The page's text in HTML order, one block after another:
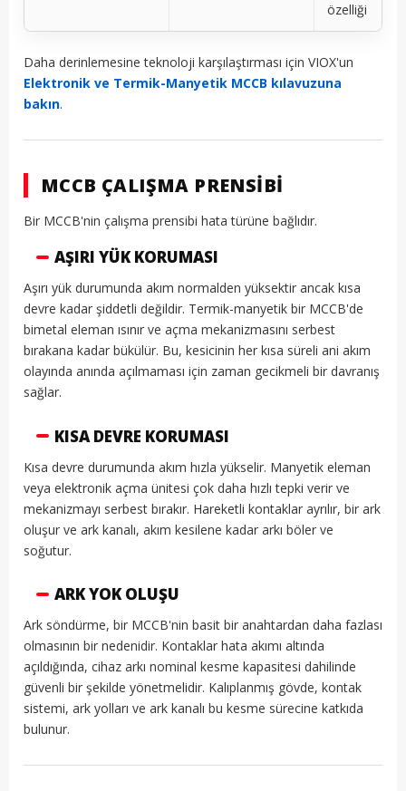
özelliği
Daha derinlemesine teknoloji karşılaştırması için VIOX'un
Elektronik ve Termik-Manyetik MCCB kılavuzuna
bakın.
MCCB ÇALIŞMA PRENSIBI
Bir MCCB'nin çalışma prensibi hata türüne bağlıdır.
AŞIRI YÜK KORUMASI
Aşırı yük durumunda akım normalden yüksektir ancak kısa
devre kadar şiddetli değildir. Termik-manyetik bir MCCB'de
bimetal eleman ısınır ve açma mekanizmasını serbest
bırakana kadar bükülür. Bu, kesicinin her kısa süreli ani akım
olayında anında açılmaması için zaman gecikmeli bir davranış
sağlar.
KISA DEVRE KORUMASI
Kısa devre durumunda akım hızla yükselir. Manyetik eleman
veya elektronik açma ünitesi çok daha hızlı tepki verir ve
mekanizmayı serbest bırakır. Hareketli kontaklar ayrılır, bir ark
oluşur ve ark kanalı, akım kesilene kadar arkı böler ve
soğutur.
ARK YOK OLUŞU
Ark söndürme, bir MCCB'nin basit bir anahtardan daha fazlası
olmasının bir nedenidir. Kontaklar hata akımı altında
açıldığında, cihaz arkı nominal kesme kapasitesi dahilinde
güvenli bir şekilde yönetmelidir. Kalıplanmış gövde, kontak
sistemi, ark yolları ve ark kanalı bu kesme sürecine katkıda
bulunur.